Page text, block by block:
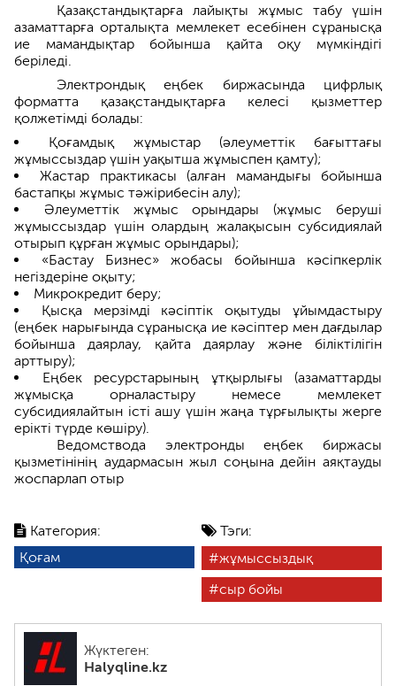
Категория:
Қоғам
Тэги:
жұмыссыздық
сыр бойы
Жүктеген:
Halyqline.kz
Қазақстандықтарға лайықты жұмыс табу үшін
азаматтарға орталықта мемлекет есебінен сұранысқа
ие мамандықтар бойынша қайта оқу мүмкіндігі
беріледі.
Электрондық еңбек биржасында цифрлық
форматта қазақстандықтарға келесі қызметтер
қолжетімді болады:
Қоғамдық жұмыстар (әлеуметтік бағыттағы
жұмыссыздар үшін уақытша жұмыспен қамту);
Жастар практикасы (алған мамандығы бойынша
бастапқы жұмыс тәжірибесін алу);
Әлеуметтік жұмыс орындары (жұмыс беруші
жұмыссыздар үшін олардың жалақысын субсидиялай
отырып құрған жұмыс орындары);
«Бастау Бизнес» жобасы бойынша кәсіпкерлік
негіздеріне оқыту;
Микрокредит беру;
Қысқа мерзімді кәсіптік оқытуды ұйымдастыру
(еңбек нарығында сұранысқа ие кәсіптер мен дағдылар
бойынша даярлау, қайта даярлау және біліктілігін
арттыру);
Еңбек ресурстарының ұтқырлығы (азаматтарды
жұмысқа орналастыру немесе мемлекет
субсидиялайтын істі ашу үшін жаңа тұрғылықты жерге
ерікті түрде көшіру).
Ведомствода электронды еңбек биржасы
қызметінінің аудармасын жыл соңына дейін аяқтауды
жоспарлап отыр